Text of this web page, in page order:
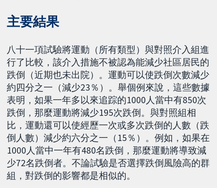
主要結果
八十一項試驗將運動（所有類型）與對照介入組進
行了比較，該介入措施不被認為能減少社區居民的
跌倒（近期也未出院）。運動可以使跌倒次數減少
約四分之一（減少23％）。舉個例來說，這些數據
表明，如果一年多以來追踪的1000人當中有850次
跌倒，那麼運動將減少195次跌倒。與對照組相
比，運動還可以使經歷一次或多次跌倒的人數（跌
倒人數）減少約六分之一（15％）。例如，如果在
1000人當中一年有480名跌倒，那麼運動將導致減
少72名跌倒者。不論試驗是否選擇跌倒風險高的群
組，對跌倒的影響都是相似的。